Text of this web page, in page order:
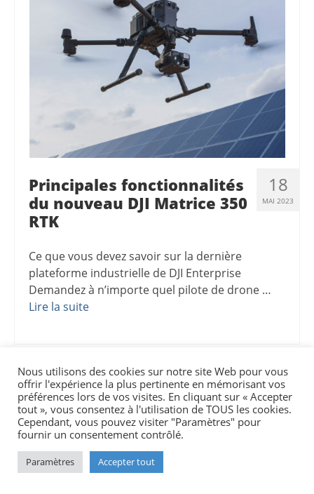
18
MAI 2023
Principales fonctionnalités
du nouveau DJI Matrice 350
RTK
Ce que vous devez savoir sur la dernière
plateforme industrielle de DJI Enterprise
Demandez à n’importe quel pilote de drone …
Lire la suite
Nous utilisons des cookies sur notre site Web pour vous
offrir l'expérience la plus pertinente en mémorisant vos
préférences lors de vos visites. En cliquant sur « Accepter
tout », vous consentez à l'utilisation de TOUS les cookies.
Cependant, vous pouvez visiter "Paramètres" pour
fournir un consentement contrôlé.
Paramètres Accepter tout